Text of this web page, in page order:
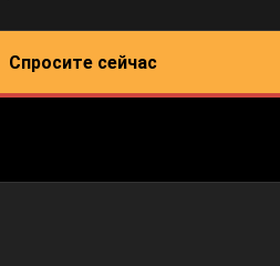
Спросите сейчас